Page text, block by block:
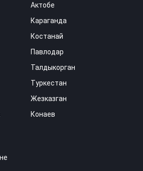
Актобе
Караганда
Костанай
Павлодар
Талдыкорган
Туркестан
Жезказган
Конаев